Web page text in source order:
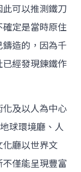
可以推測鐵刀
定是當時原住
造的，因為千
經發現鍊鐵作
及以人為中心
地球環境廳、人
化廳以世界文
僅能呈現豐富